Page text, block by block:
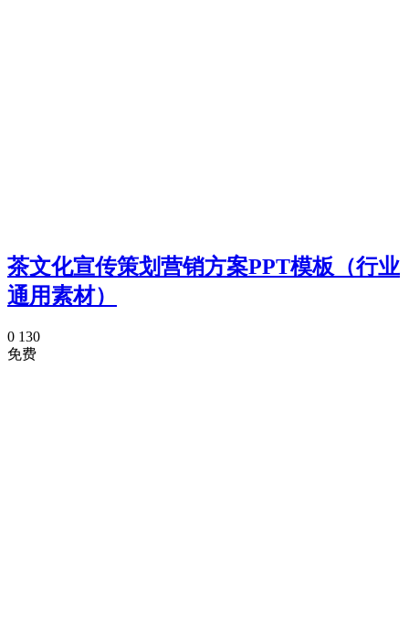
茶文化宣传策划营销方案PPT模板（行业
通用素材）
0 130
免费